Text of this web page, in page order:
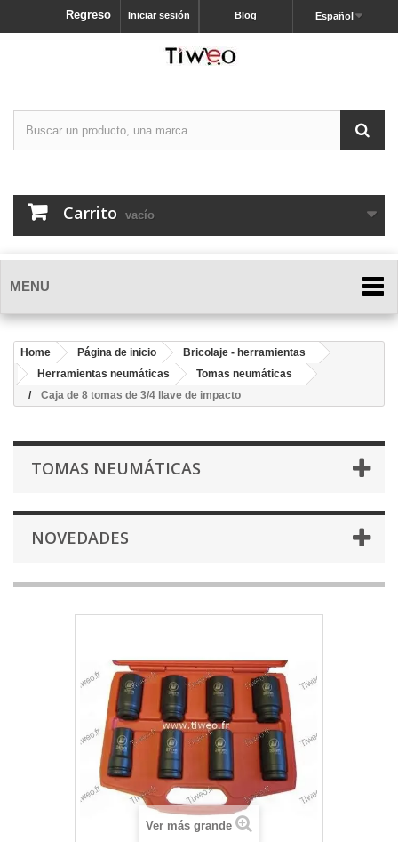
Español
Blog
Iniciar sesión
Regreso
Carrito vacío
MENU
Home Página de inicio
Bricolaje - herramientas
Herramientas neumáticas
Tomas neumáticas
Caja de 8 tomas de 3/4 llave de impacto
TOMAS NEUMÁTICAS
NOVEDADES
Ver más grande